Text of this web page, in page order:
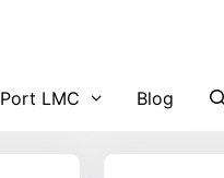
Port LMC Blog